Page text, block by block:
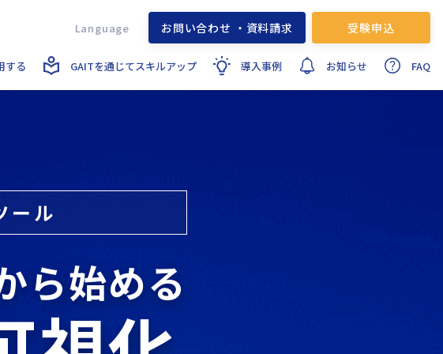
お問い合わせ ・資料請求 受験申込
する GAITを通じてスキルアップ 導入事例 お知らせ FAQ
ール
ら始める